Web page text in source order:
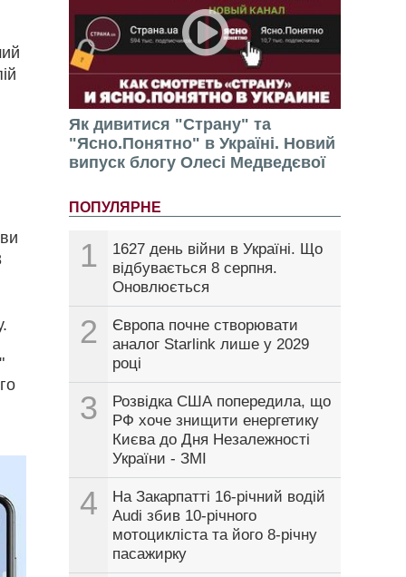
Як дивитися "Страну" та
"Ясно.Понятно" в Україні. Новий
випуск блогу Олесі Медведєвої
ПОПУЛЯРНЕ
1
1627 день війни в Україні. Що
відбувається 8 серпня.
Оновлюється
2
Європа почне створювати
аналог Starlink лише у 2029
році
3
Розвідка США попередила, що
РФ хоче знищити енергетику
Києва до Дня Незалежності
України - ЗМІ
4
На Закарпатті 16-річний водій
Audi збив 10-річного
мотоцикліста та його 8-річну
пасажирку